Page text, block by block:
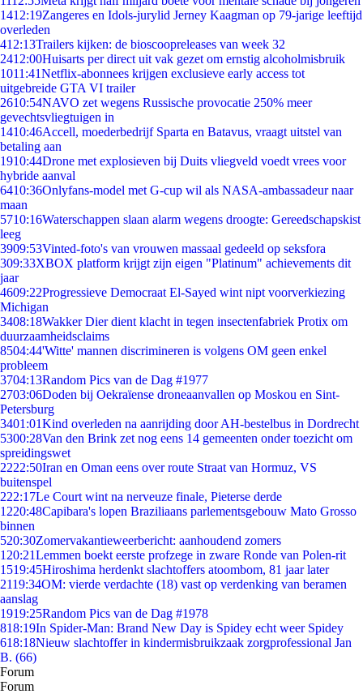
1412:19Zangeres en Idols-jurylid Jerney Kaagman op 79-jarige leeftijd
overleden
412:13Trailers kijken: de bioscoopreleases van week 32
2412:00Huisarts per direct uit vak gezet om ernstig alcoholmisbruik
1011:41Netflix-abonnees krijgen exclusieve early access tot
uitgebreide GTA VI trailer
2610:54NAVO zet wegens Russische provocatie 250% meer
gevechtsvliegtuigen in
1410:46Accell, moederbedrijf Sparta en Batavus, vraagt uitstel van
betaling aan
1910:44Drone met explosieven bij Duits vliegveld voedt vrees voor
hybride aanval
6410:36Onlyfans-model met G-cup wil als NASA-ambassadeur naar
maan
5710:16Waterschappen slaan alarm wegens droogte: Gereedschapskist
leeg
3909:53Vinted-foto's van vrouwen massaal gedeeld op seksfora
309:33XBOX platform krijgt zijn eigen "Platinum" achievements dit
jaar
4609:22Progressieve Democraat El-Sayed wint nipt voorverkiezing
Michigan
3408:18Wakker Dier dient klacht in tegen insectenfabriek Protix om
duurzaamheidsclaims
8504:44'Witte' mannen discrimineren is volgens OM geen enkel
probleem
3704:13Random Pics van de Dag #1977
2703:06Doden bij Oekraïense droneaanvallen op Moskou en Sint-
Petersburg
3401:01Kind overleden na aanrijding door AH-bestelbus in Dordrecht
5300:28Van den Brink zet nog eens 14 gemeenten onder toezicht om
spreidingswet
2222:50Iran en Oman eens over route Straat van Hormuz, VS
buitenspel
222:17Le Court wint na nerveuze finale, Pieterse derde
1220:48Capibara's lopen Braziliaans parlementsgebouw Mato Grosso
binnen
520:30Zomervakantieweerbericht: aanhoudend zomers
1 20:21Lemmen boekt eerste profzege in zware Ronde van Polen-rit
1519:45Hiroshima herdenkt slachtoffers atoombom, 81 jaar later
2119:34OM: vierde verdachte (18) vast op verdenking van beramen
aanslag
1919:25Random Pics van de Dag #1978
818:19In Spider-Man: Brand New Day is Spidey echt weer Spidey
618:18Nieuw slachtoffer in kindermisbruikzaak zorgprofessional Jan
B. (66)
Forum
Forum